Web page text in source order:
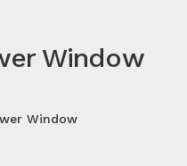
Window
Window